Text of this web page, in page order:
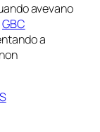
avevano
GBC
a